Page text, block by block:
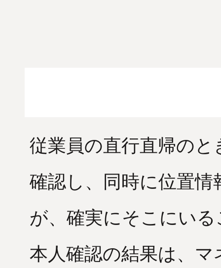
従業員の直行直帰のと
確認し、同時に位置
が、確実にそこにい
本人確認の結果は、